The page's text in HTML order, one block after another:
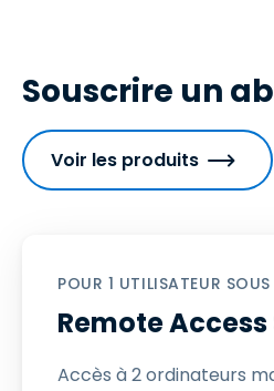
Souscrire un
Voir les produits
POUR 1 UTILISATEUR
Remote Access
Accès à 2 ordinateurs